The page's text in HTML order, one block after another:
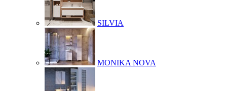
SILVIA
MONIKA NOVA